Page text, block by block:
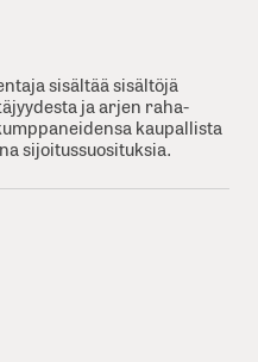
sisältää sisältöjä
ja arjen raha-
kaupallista
sijoitussuosituksia.